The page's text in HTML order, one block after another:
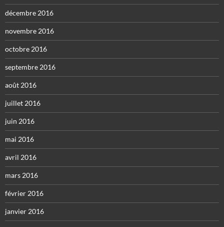
décembre 2016
novembre 2016
octobre 2016
septembre 2016
août 2016
juillet 2016
juin 2016
mai 2016
avril 2016
mars 2016
février 2016
janvier 2016